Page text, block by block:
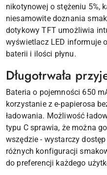
nikotynowej o stężeniu 5%,
niesamowite doznania
dotykowy TFT umożliwia
wyświetlacz LED informuje
baterii i ilości płynu.
Długotrwała
Bateria o pojemności 650
korzystanie z e-papierosa
ładowania. Możliwość
typu C sprawia, że można
wszędzie - wystarczy
różnych konfiguracji
do preferencji każdego